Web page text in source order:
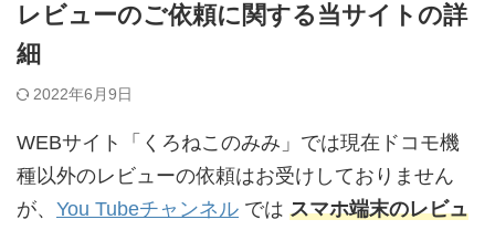
レビューのご依頼に関する当サイトの詳
細
2022年6月9日
WEBサイト「くろねこのみみ」では現在ドコモ機
種以外のレビューの依頼はお受けしておりません
が、 You Tubeチャンネル では スマホ端末のレビュ